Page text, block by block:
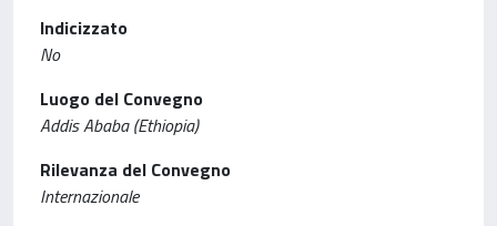
Indicizzato
No
Luogo del Convegno
Addis Ababa (Ethiopia)
Rilevanza del Convegno
Internazionale